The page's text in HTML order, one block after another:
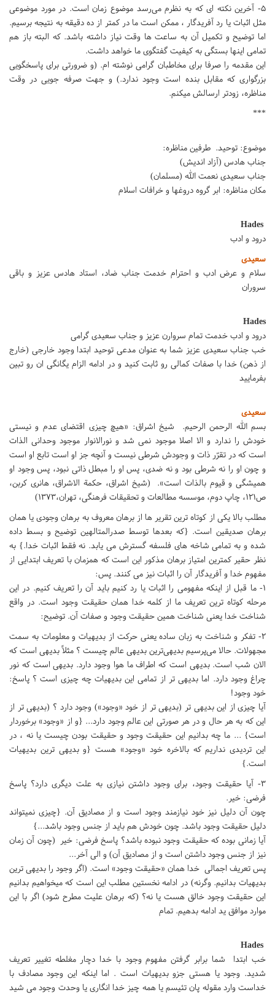
۵- آخرین نکته ای که به نظرم می‌رسد موضوع زمان است. در مورد موضوعی
مثل اثبات یا رد آفریدگار ، ممکن است ما در کمتر از ده دقیقه به نتیجه برسیم.
اما توضیح و تکمیل آن به ساعت ها وقت نیاز داشته باشد. که البته باز هم
تمامی اینها بستگی به کیفیت گفتگوی ما خواهد داشت.
این مقدمه را صرفا برای مخاطبان گرامی نوشته ام. (و ضرورتی برای پاسخگویی
بزرگواری که مقابل بنده است وجود ندارد.) و جهت صرفه جویی در وقت
مناظره، زودتر ارسالش میکنم.
***
موضوع: توحید. طرفین مناظره:
جناب هادس (آزاد اندیش)
جناب سعیدی نعمت الله (مسلمان)
مکان مناظره: ابر گروه دروغها و خرافات اسلام
Hades
درود و ادب
سعیدی
سلام و عرض ادب و احترام خدمت جناب ضاد، استاد هادس عزیز و باقی
سروران
Hades
درود و ادب خدمت تمام سروارن عزیز و جناب سعیدی گرامی
خب جناب سعیدی عزیز شما به عنوان مدعی توحید ابتدا وجود خارجی (خارج
از ذهن) خدا با صفات کمالی رو ثابت کنید و در ادامه الزام یگانگی ان رو تبین
بفرمایید
سعیدی
بسم الله الرحمن الرحیم. شیخ اشراق: «هیچ چیزی اقتضای عدم و نیستی
خودش را ندارد و الا اصلا موجود نمی شد و نورالانوار موجود وحدانی الذات
است که در تقرّر ذات و وجودش شرطی نیست و آنچه جز او است تابع او است
و چون او را نه شرطی بود و نه ضدی، پس او را مبطل ذاتی نبود، پس وجود او
همیشگی و قیوم بالذات است». (شیخ اشراق، حکمة الاشراق،‏ هانرى کربن،
ص121، چاپ دوم، موسسه مطالعات و تحقیقات فرهنگى، تهران،1373)
مطلب بالا یکی از کوتاه ترین تقریر ها از برهان معروف به برهان وجودی یا همان
برهان صدیقین است. {که بعدها توسط صدرالمتالهین توضیح و بسط داده
شده و به تمامی شاخه های فلسفه گسترش می یابد. نه فقط اثبات خدا.} به
نظر حقیر کمترین امتیاز برهان مذکور این است که همزمان با تعریف ابتدایی از
مفهوم خدا و آفریدگار آن را اثبات نیز می کنند. پس:
۱- ما قبل از اینکه مفهومی را اثبات یا رد کنیم باید آن را تعریف کنیم. در این
مرحله کوتاه ترین تعریف ما از کلمه خدا همان حقیقت وجود است. در واقع
شناخت خدا یعنی شناخت همین حقیقت وجود و صفات آن. توضیح:
۲- تفکر و شناخت به زبان ساده یعنی حرکت از بدیهیات و معلومات به سمت
مجهولات. حالا می‌پرسیم بدیهی‌ترین بدیهی عالم چیست ؟ مثلاً بدیهی است که
الان شب است. بدیهی است که اطراف ما هوا وجود دارد. بدیهی است که نور
چراغ وجود دارد. اما بدیهی تر از تمامی این بدیهیات چه چیزی است ؟ پاسخ:
خود وجود!
آیا چیزی از این بدیهی تر (بدیهی تر از خود «وجود») وجود دارد ؟ (بدیهی تر از
این که به هر حال و در هر صورتی این عالم وجود دارد... {و از «وجود» برخوردار
است} ... ما چه بدانیم این حقیقت وجود و حقیقت بودن چیست یا نه ، در
این تردیدی نداریم که بالاخره خود «وجود» هست {و بدیهی ترین بدیهیات
است.}
3- آیا حقیقت وجود، برای وجود داشتن نیازی به علت دیگری دارد؟ پاسخ
فرضی: خیر.
چون آن دلیل نیز خود نیازمند وجود است و از مصادیق آن. {چیزی نمیتواند
دلیل حقیقت وجود باشد. چون خودش هم باید از جنس وجود باشد...}
آیا زمانی بوده که حقیقت وجود نبوده باشد؟ پاسخ فرضی: خیر (چون آن زمان
نیز از جنس وجود داشتن است و از مصادیق آن) و الی آخر...
پس تعریف اجمالی خدا همان «حقیقت وجود» است. (اگر وجود را بدیهی ترین
بدیهیات بدانیم. وگرنه) در ادامه نخستین مطلب این است که میخواهیم بدانیم
این حقیقت وجود خالق هست یا نه؟ (که برهان علیت مطرح شود) اگر با این
موارد موافق ید ادامه بدهیم. تمام
Hades
خب ابتدا شما برابر گرفتن مفهوم وجود با خدا دچار مغلطه تغییر تعریف
شدید. وجود یا هستی جزو بدیهیات است . اما اینکه این وجود مصادف با
خداست وارد مقوله پان تئیسم یا همه چیز خدا انگاری یا وحدت وجود می شید